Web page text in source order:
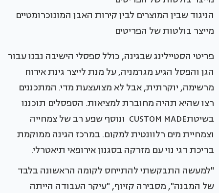
הניגוד שבין המוצרים לבין קירות האבן המונוכרומטיים
מייצר בולטות של הפריטים
פריטי הסטיילינג שבגינה, כולל ספסלי הישיבה נבנו עבור
הגן והפסל הגיע מגרמניה, על מנת לייצר גינת אירוח
מרשימה, יוקרתית, אבל לא מצועצעת מדי. המתכננים
רצו שהיא תהיה מחוברת למציאות. הספסלים תוכננו
בשיטתCUSTOM MADE ונוסף שפע רב של צמחייה
וצמחיית מים רלוונטית למקום. במרכז הגינה ממוקמת
בריכת דגי נוי עם מזרקה בסגנון אירופאי תיאטרלי.
"למעשה התבקשתי להתייחס לקומה הראשונה בלבד
של המבנה", מסבירה קזיוף, "עיקר העבודה הייתה